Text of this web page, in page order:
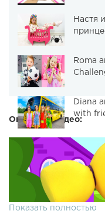
Настя
Roma
Diana
with
Описание видео:
Показать полностью